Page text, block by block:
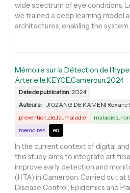
wide spectrum of eye conditions.
we trained a deep learning model
architectures, enabling the
Mémoire sur la Détection de
Arterielle.KEYCE.Cameroun.2024
Date de publication:2024
Auteurs:
JIOZANG DE KAMENI Roxane
prevention_de_la_maladie
memoires
en
In the current context of digital
this study aims to integrate
improve early detection and
(HTA) in Cameroon. Carried out
Disease Control, Epidemics and